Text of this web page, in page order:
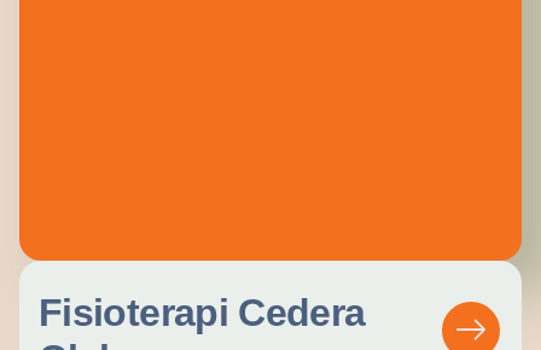
Fisioterapi Cedera